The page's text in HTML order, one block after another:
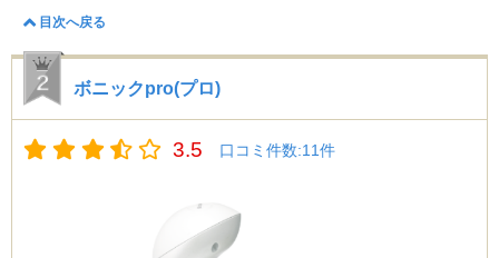
た！
お腹や背中、腰回りも気になるのでガンガン使います！
主婦業がんばるさん (20代)
目次へ戻る
ボニックpro(プロ)
3.5 口コミ件数:11件